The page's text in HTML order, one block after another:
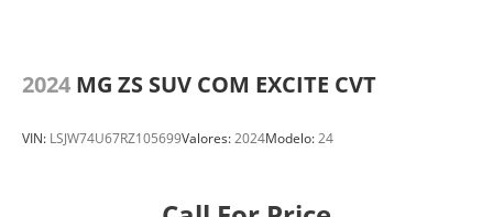
2024 MG ZS SUV COM EXCITE CVT
VIN: LSJW74U67RZ105699Valores:2024Modelo:24